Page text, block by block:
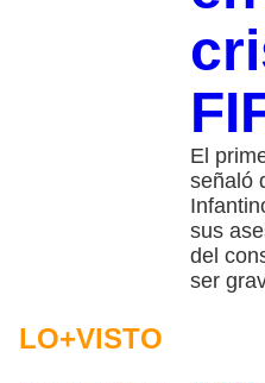
El
señaló
sus
del
ser
LO+VISTO